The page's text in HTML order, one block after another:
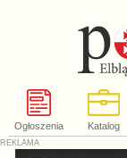
Ogłoszenia Katalog